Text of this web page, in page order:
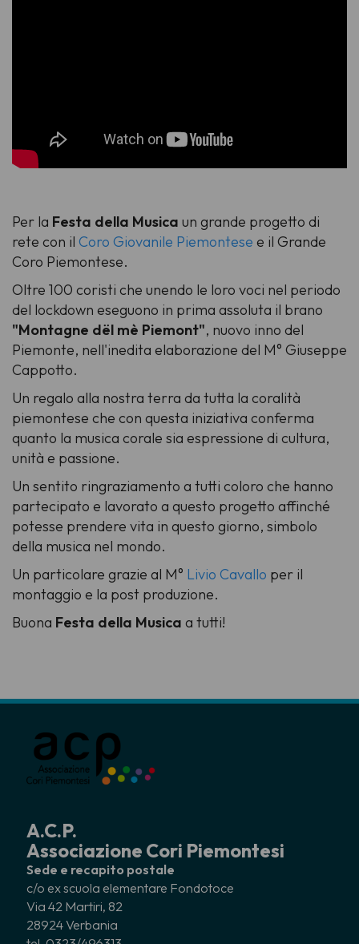
Per la Festa della Musica un grande progetto di
rete con il Coro Giovanile Piemontese e il Grande
Coro Piemontese.
Oltre 100 coristi che unendo le loro voci nel periodo
del lockdown eseguono in prima assoluta il brano
"Montagne dël mè Piemont", nuovo inno del
Piemonte, nell'inedita elaborazione del M° Giuseppe
Cappotto.
Un regalo alla nostra terra da tutta la coralità
piemontese che con questa iniziativa conferma
quanto la musica corale sia espressione di cultura,
unità e passione.
Un sentito ringraziamento a tutti coloro che hanno
partecipato e lavorato a questo progetto affinché
potesse prendere vita in questo giorno, simbolo
della musica nel mondo.
Un particolare grazie al M° Livio Cavallo per il
montaggio e la post produzione.
Buona Festa della Musica a tutti!
A.C.P.
Associazione Cori Piemontesi
Sede e recapito postale
c/o ex scuola elementare Fondotoce
Via 42 Martiri, 82
28924 Verbania